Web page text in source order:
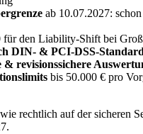
ab 10.07.2027:
für den Liability-Shift bei
DIN- & PCI-DSS-
& revisionssichere
bis 50.000 € pro
rechtlich auf der sicheren